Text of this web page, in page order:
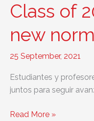
Class of
new
25 September, 2021
Estudiantes y
juntos para seguir
Class
Read More »